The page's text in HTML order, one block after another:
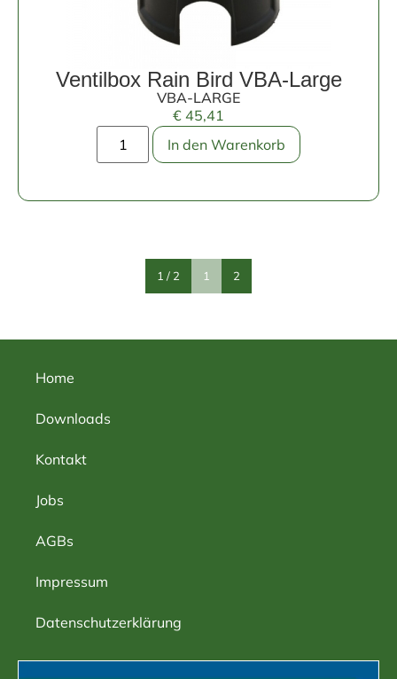
Ventilbox Rain Bird VBA-Large
VBA-LARGE
€ 45,41
In den Warenkorb
1 / 2 1 2
Home
Downloads
Kontakt
Jobs
AGBs
Impressum
Datenschutzerklärung